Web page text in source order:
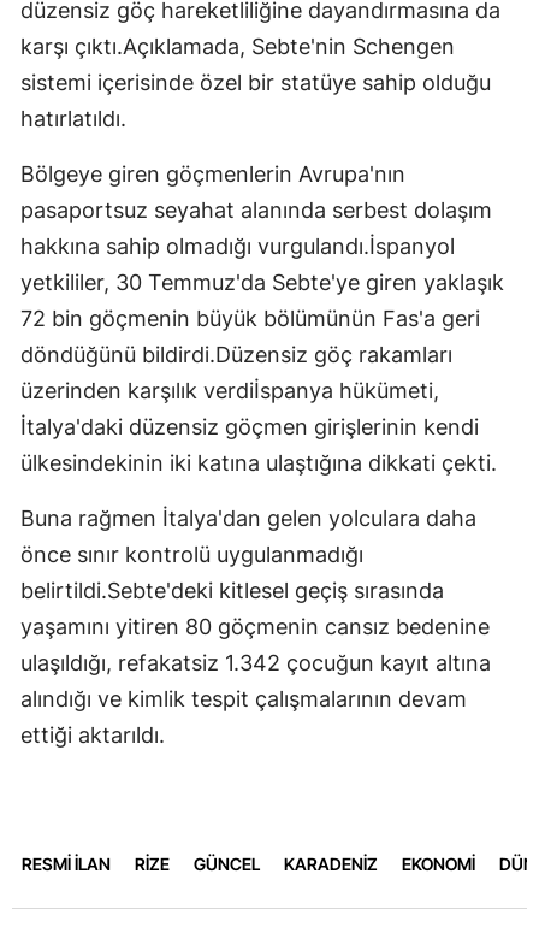
düzensiz göç hareketliliğine dayandırmasına da
karşı çıktı.Açıklamada, Sebte'nin Schengen
sistemi içerisinde özel bir statüye sahip olduğu
hatırlatıldı.
Bölgeye giren göçmenlerin Avrupa'nın
pasaportsuz seyahat alanında serbest dolaşım
hakkına sahip olmadığı vurgulandı.İspanyol
yetkililer, 30 Temmuz'da Sebte'ye giren yaklaşık
72 bin göçmenin büyük bölümünün Fas'a geri
döndüğünü bildirdi.Düzensiz göç rakamları
üzerinden karşılık verdiİspanya hükümeti,
İtalya'daki düzensiz göçmen girişlerinin kendi
ülkesindekinin iki katına ulaştığına dikkati çekti.
Buna rağmen İtalya'dan gelen yolculara daha
önce sınır kontrolü uygulanmadığı
belirtildi.Sebte'deki kitlesel geçiş sırasında
yaşamını yitiren 80 göçmenin cansız bedenine
ulaşıldığı, refakatsiz 1.342 çocuğun kayıt altına
alındığı ve kimlik tespit çalışmalarının devam
ettiği aktarıldı.
RESMİ İLAN RİZE GÜNCEL KARADENİZ EKONOMİ